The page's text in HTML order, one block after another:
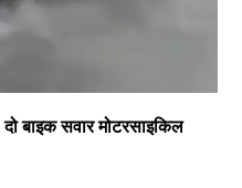
बाइक सवार मोटरसाइकिल